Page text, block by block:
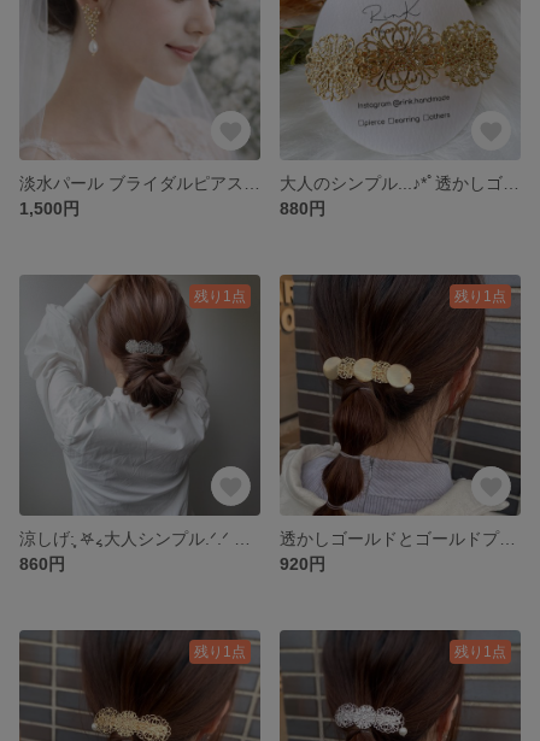
1,500円
880円
残り1点
860円
残り1点
透かしゴールドとゴールドプレートの大人MIXバレッタ❤︎.* 国産コットンパールつき☆*°結婚式/お呼ばれ/パーティー✩.*˚
920円
残り1点 残り1点